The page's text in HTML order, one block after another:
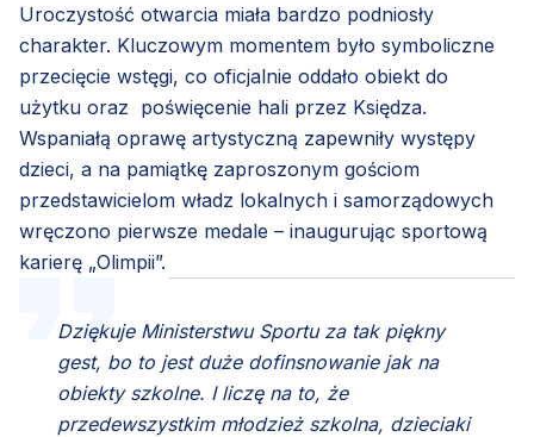
Uroczystość otwarcia miała bardzo podniosły
charakter. Kluczowym momentem było symboliczne
przecięcie wstęgi, co oficjalnie oddało obiekt do
użytku oraz poświęcenie hali przez Księdza.
Wspaniałą oprawę artystyczną zapewniły występy
dzieci, a na pamiątkę zaproszonym gościom
przedstawicielom władz lokalnych i samorządowych
wręczono pierwsze medale – inaugurując sportową
karierę „Olimpii”.
Dziękuje Ministerstwu Sportu za tak piękny
gest, bo to jest duże dofinsnowanie jak na
obiekty szkolne. I liczę na to, że
przedewszystkim młodzież szkolna, dzieciaki